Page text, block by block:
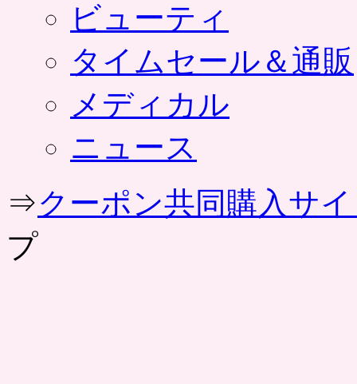
ビューティ
タイムセール＆通販
メディカル
ニュース
⇒クーポン共同購入サ
プ